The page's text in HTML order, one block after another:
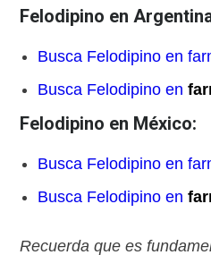
Felodipino en
Busca Felodipino en
Busca Felodipino en
Felodipino en México:
Busca Felodipino en
Busca Felodipino en
Recuerda que es